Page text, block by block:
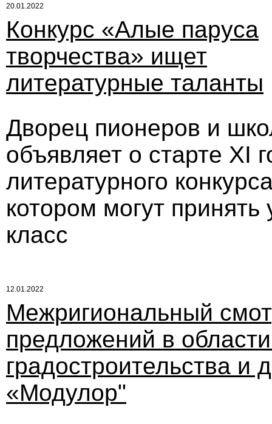
20.01.2022
Конкурс «Алые паруса
творчества» ищет
литературные таланты
Дворец пионеров и
объявляет о старте XI
литературного
котором могут
класс
12.01.2022
Межригиональный
предложений в
градостроительства и
«Модулор"